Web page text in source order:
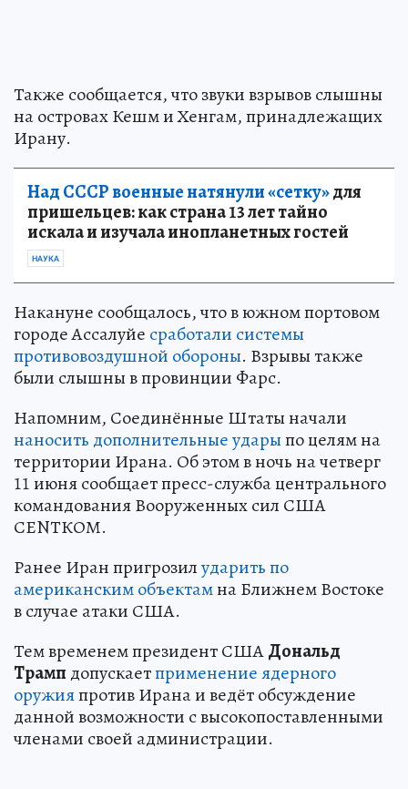
Также сообщается, что звуки взрывов слышны
на островах Кешм и Хенгам, принадлежащих
Ирану.
Над СССР военные натянули «сетку»для
пришельцев: как страна 13 лет тайно
искала и изучала инопланетных гостей
НАУКА
Накануне сообщалось, что в южном портовом
городе Ассалуйе сработали системы
противовоздушной обороны. Взрывы также
были слышны в провинции Фарс.
Напомним, Соединённые Штаты начали
наносить дополнительные ударыпо целям на
территории Ирана. Об этом в ночь на четверг
11 июня сообщает пресс-служба центрального
командования Вооруженных сил США
СЕNТКОМ.
Ранее Иран пригрозилударить по
американским объектамна Ближнем Востоке
в случае атаки США.
Тем временем президент СШАДональд
Трамп допускаетприменение ядерного
оружияпротив Ирана и ведёт обсуждение
данной возможности с высокопоставленными
членами своей администрации.